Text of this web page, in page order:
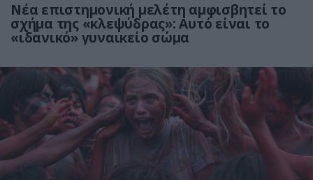
Νέα επιστημονική μελέτη αμφισβητεί το
σχήμα της «κλεψύδρας»: Αυτό είναι το
«ιδανικό» γυναικείο σώμα